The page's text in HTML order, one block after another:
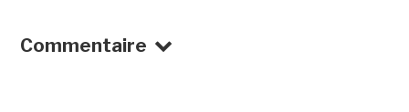
Commentaire